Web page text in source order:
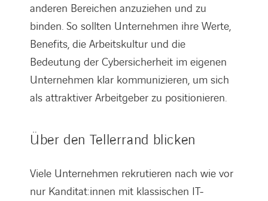
anderen Bereichen anzuziehen und zu
binden. So sollten Unternehmen ihre Werte,
Benefits, die Arbeitskultur und die
Bedeutung der Cybersicherheit im eigenen
Unternehmen klar kommunizieren, um sich
als attraktiver Arbeitgeber zu positionieren.
Über den Tellerrand blicken
Viele Unternehmen rekrutieren nach wie vor
nur Kanditat:innen mit klassischen IT-